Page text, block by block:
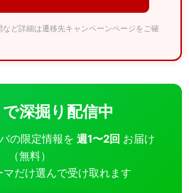
ど詳細は遷移先キャンペーンページをご確
で深掘り配信中
の限定情報を 週1〜2回 お届け
（無料）
だけ選んで受け取れます